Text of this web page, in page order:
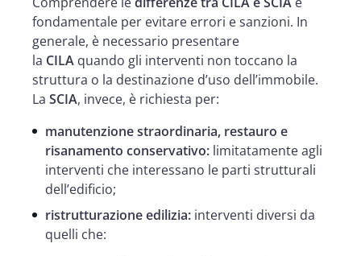
fondamentale per evitare errori e sanzioni. In
generale, è necessario presentare
la CILA quando gli interventi non toccano la
struttura o la destinazione d’uso dell’immobile.
La SCIA, invece, è richiesta per:
manutenzione straordinaria, restauro e
risanamento conservativo: limitatamente agli
interventi che interessano le parti strutturali
dell’edificio;
ristrutturazione edilizia: interventi diversi da
quelli che: